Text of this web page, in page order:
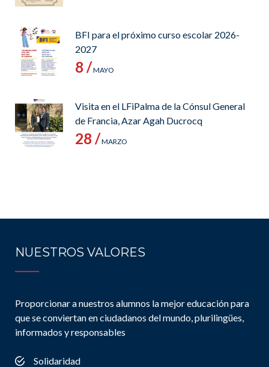
BFI para el próximo curso escolar 2026-
2027
8 /MAYO
Visita en el LFiPalma de la Cónsul General
de Francia, Azar Agah Ducrocq
28 /MARZO
NUESTROS VALORES
Proporcionar a nuestros alumnos la mejor educación para
que se conviertan en ciudadanos del mundo, plurilingües,
informados y responsables
Solidaridad